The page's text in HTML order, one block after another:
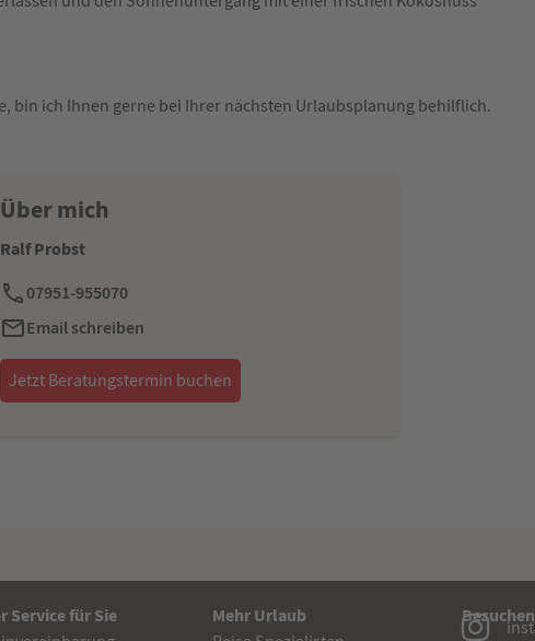
bin ich Ihnen gerne bei Ihrer nächsten Urlaubsplanung behilflich.
Über mich
Ralf Probst
07951-955070
Email schreiben
Jetzt Beratungstermin buchen
Service für Sie Mehr Urlaub